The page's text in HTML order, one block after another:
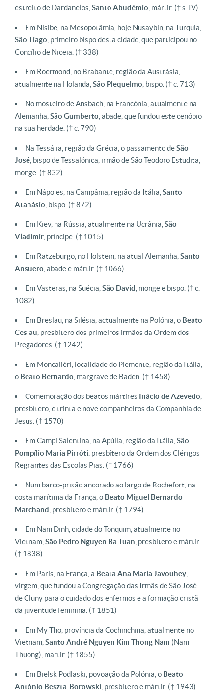
estreito de Dardanelos, Santo Abudémio , mártir. († s. IV)
Em Nísibe, na Mesopotâmia, hoje Nusaybin, na Turquia,
São Tiago , primeiro bispo desta cidade, que participou no
Concílio de Niceia. († 338)
Em Roermond, no Brabante, região da Austrásia,
atualmente na Holanda, São Plequelmo , bispo. († c. 713)
No mosteiro de Ansbach, na Francónia, atualmente na
Alemanha, São Gumberto , abade, que fundou este cenóbio
na sua herdade. († c. 790)
Na Tessália, região da Grécia, o passamento deSão
José , bispo de Tessalónica, irmão de São Teodoro Estudita,
monge. († 832)
Em Nápoles, na Campânia, região da Itália, Santo
Atanásio , bispo. († 872)
Em Kiev, na Rússia, atualmente na Ucrânia, São
Vladimir , príncipe. († 1015)
Em Ratzeburgo, no Holstein, na atual Alemanha, Santo
Ansuero , abade e mártir. († 1066)
Em Västeras, na Suécia, São David , monge e bispo. († c.
1082)
Em Breslau, na Silésia, actualmente na Polónia, o Beato
Ceslau , presbítero dos primeiros irmãos da Ordem dos
Pregadores. († 1242)
Em Moncaliéri, localidade do Piemonte, região da Itália,
o Beato Bernardo , margrave de Baden. († 1458)
Comemoração dos beatos mártires Inácio de Azevedo
presbítero, e trinta e nove companheiros da Companhia de
Jesus. († 1570)
Em Campi Salentina, na Apúlia, região da Itália, São
Pompílio Maria Pirróti , presbítero da Ordem dos Clérigos
Regrantes das Escolas Pias. († 1766)
Num barco-prisão ancorado ao largo de Rochefort, na
costa marítima da França, o Beato Miguel Bernardo
Marchand , presbítero e mártir. († 1794)
Em Nam Dinh, cidade do Tonquim, atualmente no
Vietnam, São Pedro Nguyen Ba Tuan , presbítero e mártir.
(† 1838)
Em Paris, na França, a Beata Ana Maria Javouhey
virgem, que fundou a Congregação das Irmãs de São José
de Cluny para o cuidado dos enfermos e a formação cristã
da juventude feminina. († 1851)
Em My Tho, província da Cochinchina, atualmente no
Vietnam, Santo André Nguyen Kim Thong Nam (Nam
Thuong), martir. († 1855)
Em Bielsk Podlaski, povoação da Polónia, o Beato
António Beszta-Borowski , presbítero e mártir. († 1943)